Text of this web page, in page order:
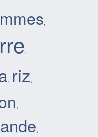
,
,
, riz,
,
,